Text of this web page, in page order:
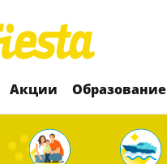
Акции Образование